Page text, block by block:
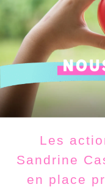
Les
Sandrine
en place